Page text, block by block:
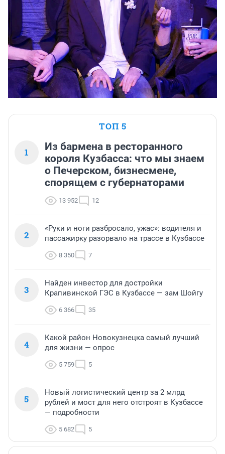
ТОП 5
1
Из бармена в ресторанного
короля Кузбасса: что мы знаем
о Печерском, бизнесмене,
спорящем с губернаторами
13 952 12
2
«Руки и ноги разбросало, ужас»: водителя и
пассажирку разорвало на трассе в Кузбассе
8 350 7
3
Найден инвестор для достройки
Крапивинской ГЭС в Кузбассе — зам Шойгу
6 366 35
4
Какой район Новокузнецка самый лучший
для жизни — опрос
5 759 5
5
Новый логистический центр за 2 млрд
рублей и мост для него отстроят в Кузбассе
— подробности
5 682 5